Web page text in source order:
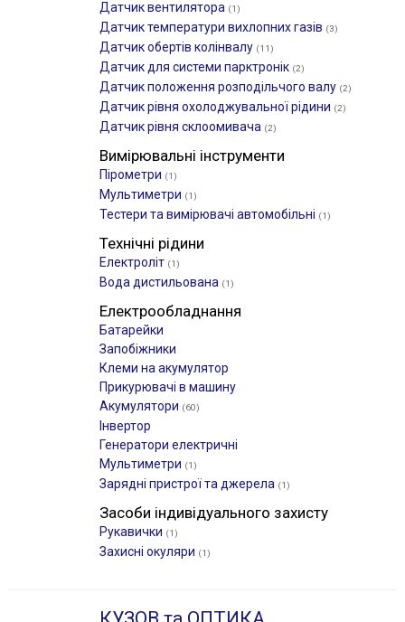
Датчик вентилятора (1)
Датчик температури вихлопних газів (3)
Датчик обертів колінвалу (11)
Датчик для системи парктронік (2)
Датчик положення розподільчого валу (2)
Датчик рівня охолоджувальної рідини (2)
Датчик рівня склоомивача (2)
Вимірювальні інструменти
Пірометри (1)
Мультиметри (1)
Тестери та вимірювачі автомобільні (1)
Технічні рідини
Електроліт (1)
Вода дистильована (1)
Електрообладнання
Батарейки
Запобіжники
Клеми на акумулятор
Прикурювачі в машину
Акумулятори (60)
Інвертор
Генератори електричні
Мультиметри (1)
Зарядні пристрої та джерела (1)
Засоби індивідуального захисту
Рукавички (1)
Захисні окуляри (1)